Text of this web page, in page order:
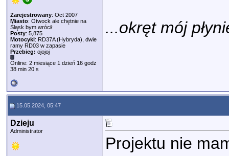
Zarejestrowany: Oct 2007
Miasto: Otwock ale chętnie na
Śląsk bym wrócił
Posty: 5,875
Motocykl: RD37A (Hybryda), dwie
ramy RD03 w zapasie
Przebieg: ojojoj
Online: 2 miesiące 1 dzień 16 godz
38 min 20 s
...okręt mój
15.05.2024, 05:47
Dzieju
Administrator
Projektu nie